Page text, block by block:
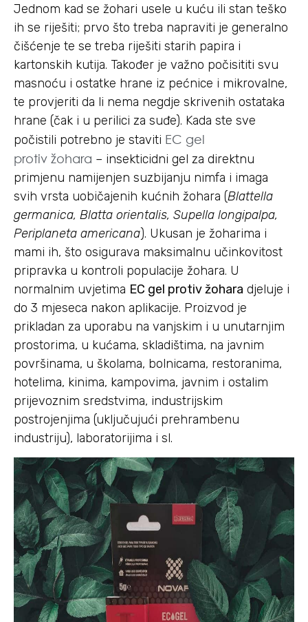
Jednom kad se žohari usele u kuću ili stan teško
ih se riješiti; prvo što treba napraviti je generalno
čišćenje te se treba riješiti starih papira i
kartonskih kutija. Također je važno počisititi svu
masnoću i ostatke hrane iz pećnice i mikrovalne,
te provjeriti da li nema negdje skrivenih ostataka
hrane (čak i u perilici za suđe). Kada ste sve
počistili potrebno je staviti EC gel
protiv žohara – insekticidni gel za direktnu
primjenu namijenjen suzbijanju nimfa i imaga
svih vrsta uobičajenih kućnih žohara (Blattella
germanica, Blatta orientalis, Supella longipalpa,
Periplaneta americana). Ukusan je žoharima i
mami ih, što osigurava maksimalnu učinkovitost
pripravka u kontroli populacije žohara. U
normalnim uvjetima EC gel protiv žohara djeluje i
do 3 mjeseca nakon aplikacije. Proizvod je
prikladan za uporabu na vanjskim i u unutarnjim
prostorima, u kućama, skladištima, na javnim
površinama, u školama, bolnicama, restoranima,
hotelima, kinima, kampovima, javnim i ostalim
prijevoznim sredstvima, industrijskim
postrojenjima (uključujući prehrambenu
industriju), laboratorijima i sl.